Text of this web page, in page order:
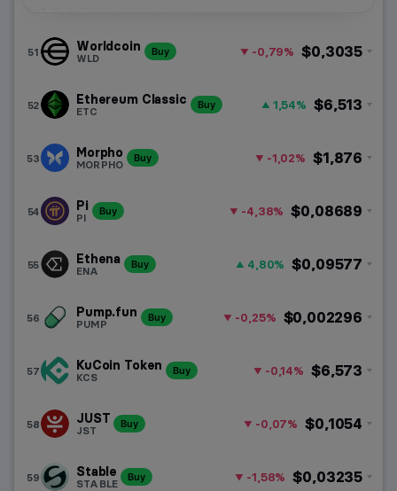
51 Worldcoin
WLD
Buy $0,3035
-0,79%
52 Ethereum Classic
ETC
Buy $6,513
1,54%
53 Morpho
MORPHO
Buy $1,876
-1,02%
54 Pi
PI
Buy $0,08689
-4,38%
55 Ethena
ENA
Buy $0,09577
4,80%
56 Pump.fun
PUMP
Buy $0,002296
-0,25%
57 KuCoin Token
KCS
Buy $6,573
-0,14%
58 JUST
JST
Buy $0,1054
-0,07%
59 Stable
STABLE
Buy $0,03235
-1,58%